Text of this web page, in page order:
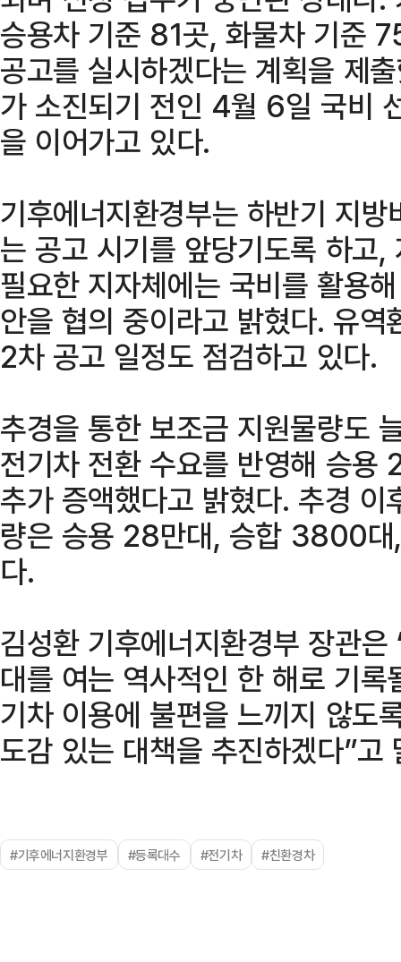
승용차 기준 81곳, 화물차 기준
공고를 실시하겠다는 계획을 제
가 소진되기 전인 4월 6일 국비
을 이어가고 있다.
기후에너지환경부는 하반기 지
는 공고 시기를 앞당기도록 하고
필요한 지자체에는 국비를 활용
안을 협의 중이라고 밝혔다. 유
2차 공고 일정도 점검하고 있다.
추경을 통한 보조금 지원물량도
전기차 전환 수요를 반영해 승
추가 증액했다고 밝혔다. 추경
량은 승용 28만대, 승합 3800
다.
김성환 기후에너지환경부 장관
대를 여는 역사적인 한 해로 기
기차 이용에 불편을 느끼지 않도
도감 있는 대책을 추진하겠다”고
#기후에너지환경부 #등록대수 #전기차 #친환경차